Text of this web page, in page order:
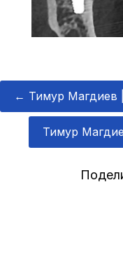
← Тимур Магдиев
Тимур